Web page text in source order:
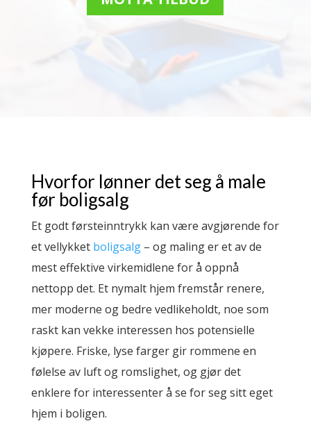
Hvorfor lønner det seg å male
før boligsalg
Et godt førsteinntrykk kan være avgjørende for
et vellykket boligsalg– og maling er et av de
mest effektive virkemidlene for å oppnå
nettopp det. Et nymalt hjem fremstår renere,
mer moderne og bedre vedlikeholdt, noe som
raskt kan vekke interessen hos potensielle
kjøpere. Friske, lyse farger gir rommene en
følelse av luft og romslighet, og gjør det
enklere for interessenter å se for seg sitt eget
hjem i boligen.